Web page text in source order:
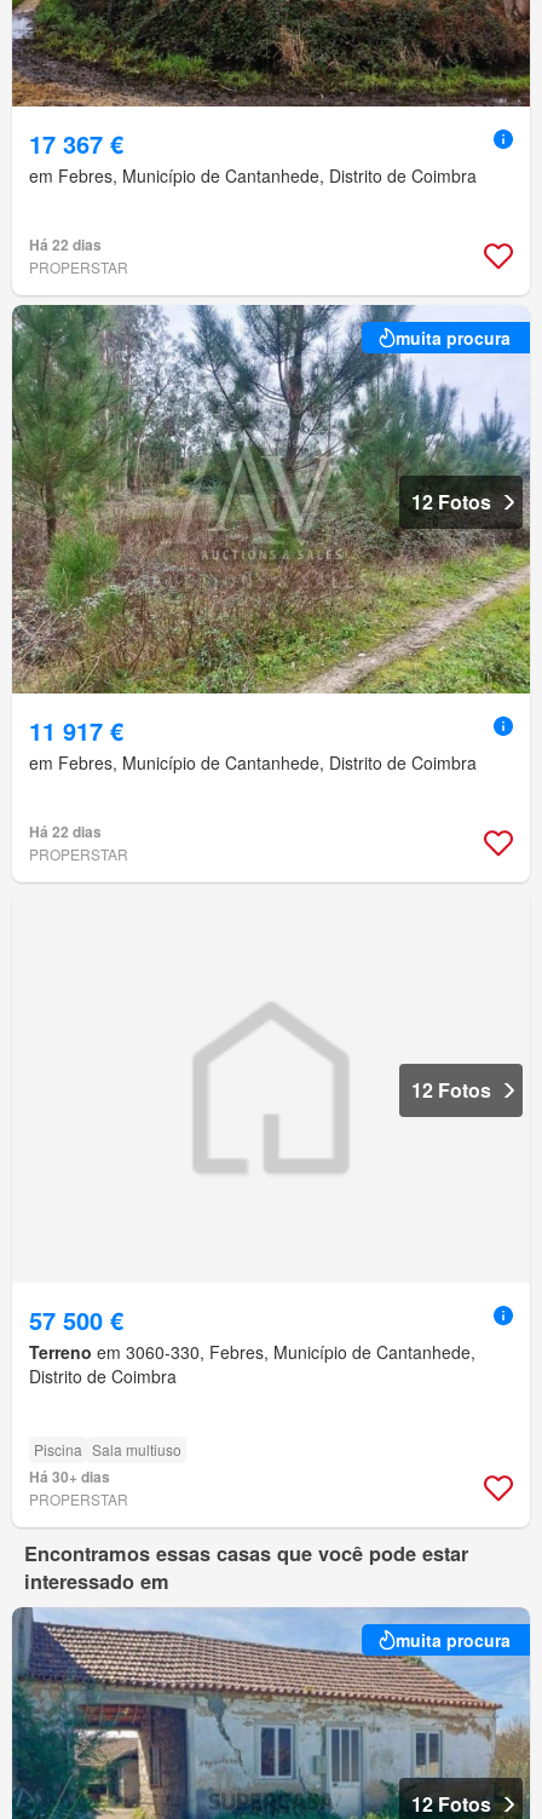
17 367 €
em Febres, Município de Cantanhede, Distrito de Coimbra
Há 22 dias
PROPERSTAR
muita procura
12 Fotos
11 917 €
em Febres, Município de Cantanhede, Distrito de Coimbra
Há 22 dias
PROPERSTAR
12 Fotos
57 500 €
Terreno em 3060-330, Febres, Município de Cantanhede,
Distrito de Coimbra
Piscina Sala multiuso
Há 30+ dias
PROPERSTAR
Encontramos essas casas que você pode estar
interessado em
muita procura
12 Fotos